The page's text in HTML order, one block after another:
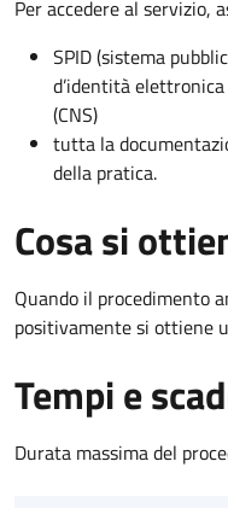
Per accedere al servizio,
SPID (sistema
d’identità
(CNS)
tutta la
della pratica.
Cosa si
Quando il procedimento
positivamente si ottiene
Tempi e
Durata massima del